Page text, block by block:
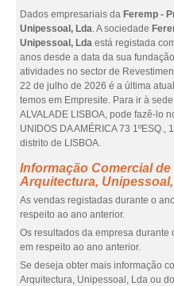
Dados empresariais da Feremp -
Unipessoal, Lda. A sociedade
Unipessoal, Lda está registada
anos desde a data da sua
atividades no sector de
22 de julho de 2026 é a última
temos em Empresite. Para ir à
ALVALADE LISBOA, pode fazê-lo
UNIDOS DA AMÉRICA 73
distrito de LISBOA.
Informação Comercial
Arquitectura,
As vendas registadas durante o
respeito ao ano anterior.
Os resultados da empresa
em respeito ao ano anterior.
Se deseja obter mais informação
Arquitectura, Unipessoal, Lda ou